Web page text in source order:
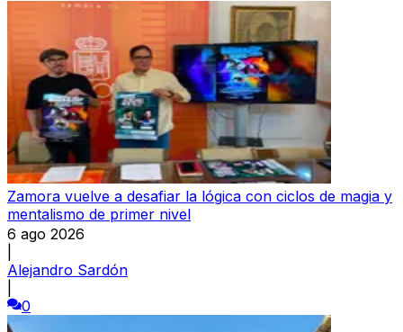
Zamora vuelve a desafiar la lógica con ciclos de magia y
mentalismo de primer nivel
6 ago 2026
Alejandro Sardón
0